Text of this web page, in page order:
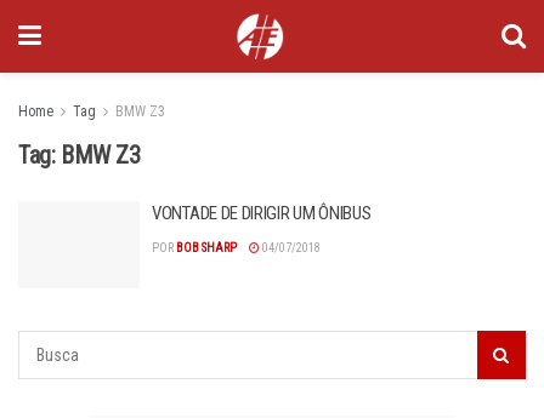
Home Tag BMW Z3
Tag: BMW Z3
VONTADE DE DIRIGIR UM ÔNIBUS
POR BOB SHARP 04/07/2018